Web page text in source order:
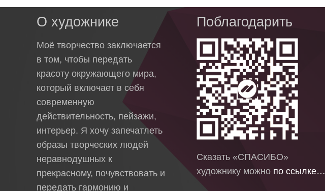
О художнике
Моё творчество заключается
в том, чтобы передать
красоту окружающего мира,
который включает в себя
современную
действительность, пейзажи,
интерьер. Я хочу запечатлеть
образы творческих людей
неравнодушных к
прекрасному, почувствовать и
передать гармонию и
Поблагодарить
Сказать «СПАСИБО»
художнику можно по ссылке…